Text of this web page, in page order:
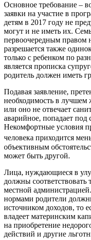
Основное требование –
заявки на участие в
детям в 2017 году не
могут и не иметь их.
первоочередным правом
разрешается также
только с ребенком по
является прописка
родитель должен иметь
Подавая заявление,
необходимость в лучшем
или оно не отвечает
аварийное, попадает
Некомфортные условия
человека приходится
объективным
может быть другой.
Лица, нуждающиеся в
должны
местной
нормами родители
источником доходов, то
владеет материнским
на приобретение
действий и другие